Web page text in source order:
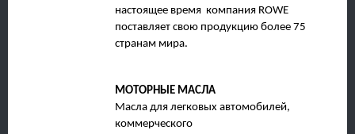
настоящее время компания ROWE
поставляет свою продукцию более 75
странам мира.
МОТОРНЫЕ МАСЛА
Масла для легковых автомобилей,
коммерческого